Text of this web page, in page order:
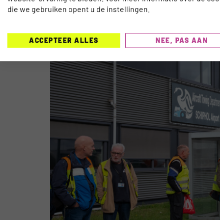
die we gebruiken opent u de instellingen.
ACCEPTEER ALLES NEE, PAS AAN